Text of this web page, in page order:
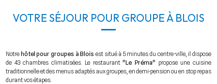
VOTRE SÉJOUR POUR GROUPE À BLOIS
Notre hôtel pour groupes à Blois est situé à 5 minutes du centre-ville, il dispose
de 43 chambres climatisées. Le restaurant"Le Préma" propose une cuisine
traditionnelle et des menus adaptés aux groupes, en demi-pension ou en stop repas
durant vos étapes.